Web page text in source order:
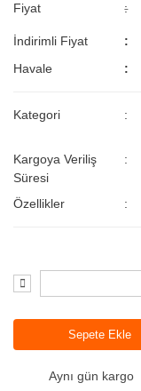
Fiyat
İndirimli Fiyat
Havale
Kategori
Kargoya Veriliş
Süresi
Özellikler
Sepete Ekle
Aynı gün kargo